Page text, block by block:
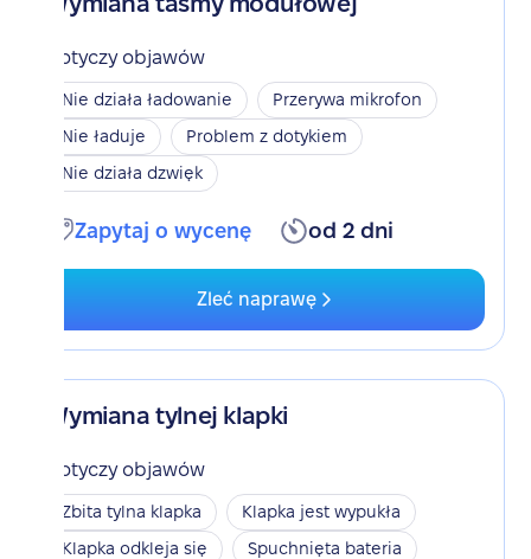
Dotyczy objawów
Nie działa ładowanie
Przerywa mikrofon
Nie ładuje
Problem z dotykiem
Nie działa dzwięk
Zapytaj o wycenę od 2 dni
Zleć naprawę
Wymiana tylnej klapki
Dotyczy objawów
Zbita tylna klapka
Klapka jest wypukła
Klapka odkleja się
Spuchnięta bateria